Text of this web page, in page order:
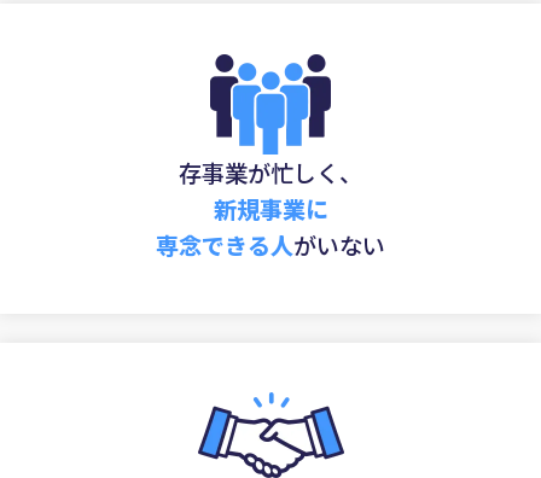
存事業が忙しく、
新規事業に
専念できる人がいない